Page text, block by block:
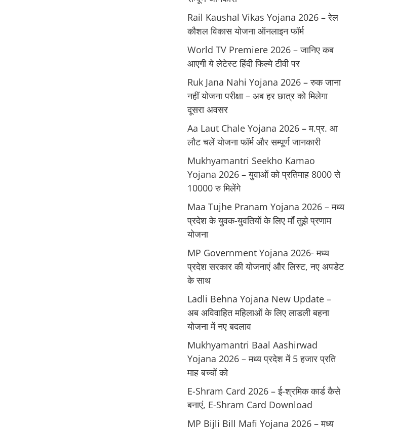
Rail Kaushal Vikas Yojana 2026 – रेल
कौशल विकास योजना ऑनलाइन फॉर्म
World TV Premiere 2026 – जानिए कब
आएगी ये लेटेस्ट हिंदी फिल्मे टीवी पर
Ruk Jana Nahi Yojana 2026 – रुक जाना
नहीं योजना परीक्षा – अब हर छात्र को मिलेगा
दूसरा अवसर
Aa Laut Chale Yojana 2026 – म.प्र. आ
लौट चलें योजना फॉर्म और सम्पूर्ण जानकारी
Mukhyamantri Seekho Kamao
Yojana 2026 – युवाओं को प्रतिमाह 8000 से
10000 रु मिलेंगे
Maa Tujhe Pranam Yojana 2026 – मध्य
प्रदेश के युवक-युवतियों के लिए मॉं तुझे प्रणाम
योजना
MP Government Yojana 2026- मध्य
प्रदेश सरकार की योजनाएं और लिस्ट, नए अपडेट
के साथ
Ladli Behna Yojana New Update –
अब अविवाहित महिलाओं के लिए लाडली बहना
योजना में नए बदलाव
Mukhyamantri Baal Aashirwad
Yojana 2026 – मध्य प्रदेश में 5 हजार प्रति
माह बच्चों को
E-Shram Card 2026 – ई-श्रमिक कार्ड कैसे
बनाएं, E-Shram Card Download
MP Bijli Bill Mafi Yojana 2026 – मध्य